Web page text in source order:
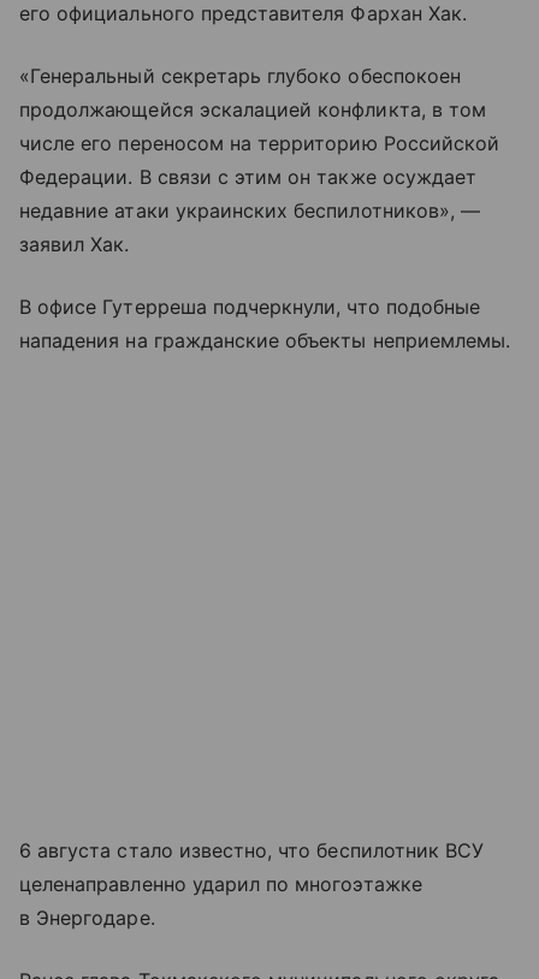
его официального представителя Фархан Хак.
«Генеральный секретарь глубоко обеспокоен
продолжающейся эскалацией конфликта, в том
числе его переносом на территорию Российской
Федерации. В связи с этим он также осуждает
недавние атаки украинских беспилотников», —
заявил Хак.
В офисе Гутерреша подчеркнули, что подобные
нападения на гражданские объекты неприемлемы.
6 августа стало известно, что беспилотник ВСУ
целенаправленно ударил по многоэтажке
в Энергодаре.